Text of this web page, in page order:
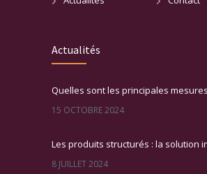
Actualités
15 OCTOBRE 2024
8 JUILLET 2024